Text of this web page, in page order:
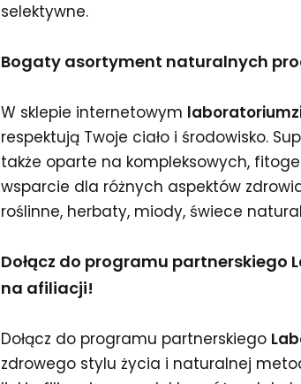
selektywne.
Bogaty asortyment naturalnych
W sklepie internetowym
respektują Twoje ciało i środowisko.
także oparte na kompleksowych,
wsparcie dla różnych aspektów
roślinne, herbaty, miody, świece
Dołącz do programu partnerskiego
na afiliacji!
Dołącz do programu partnerskiego
zdrowego stylu życia i naturalnej